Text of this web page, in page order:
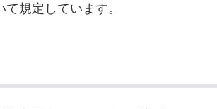
て規定しています。